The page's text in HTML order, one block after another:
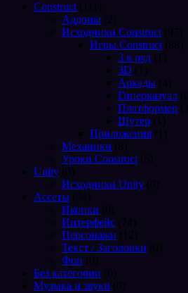
Construct
Аддоны
Исходники Construct
Игры Construct
3 в ряд
3D
Аркады
Гиперказуал
Платформер
Шутер
Приложения
Механики
Уроки Construct
Unity
Исходники Unity
Ассеты
Иконки
Интерфейс
Персонажи
Текст / Заголовки
Фон
Без категории
Музыка и звуки